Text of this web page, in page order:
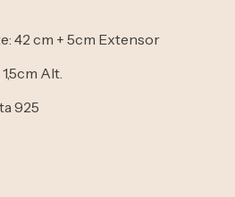
42 cm + 5cm Extensor
Alt.
925